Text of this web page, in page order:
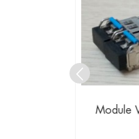
Module